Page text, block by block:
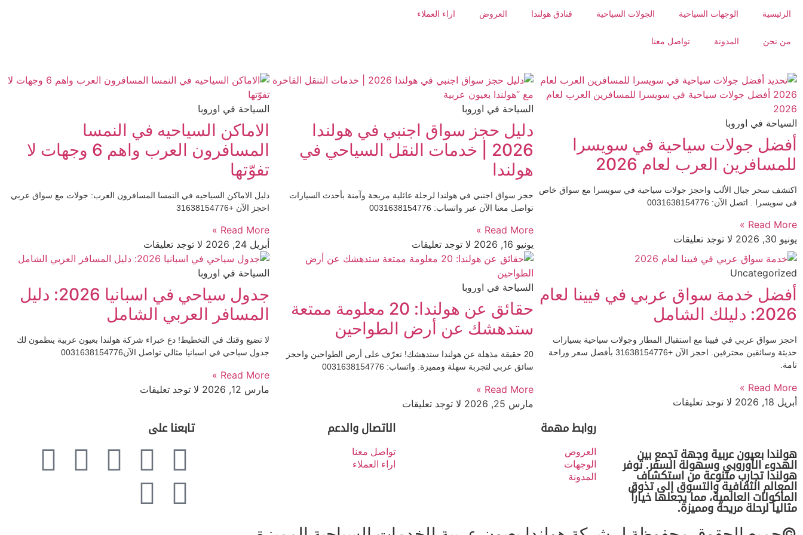
الرئيسية الوجهات السياحية الجولات السياحية فنادق هولندا العروض اراء العملاء
من نحن المدونة تواصل معنا
السياحة في اوروبا
أفضل جولات سياحية في سويسرا
للمسافرين العرب لعام 2026
اكتشف سحر جبال الألب واحجز جولات سياحية في سويسرا مع سواق خاص
في سويسرا . اتصل الآن: 0031638154776
Read More »
يونيو 30, 2026
لا توجد تعليقات
السياحة في اوروبا
دليل حجز سواق اجنبي في هولندا
2026 | خدمات النقل السياحي في
هولندا
حجز سواق اجنبي في هولندا لرحلة عائلية مريحة وآمنة بأحدث السيارات
تواصل معنا الآن عبر واتساب: 0031638154776
Read More »
يونيو 16, 2026
لا توجد تعليقات
السياحة في اوروبا
الاماكن السياحيه في النمسا
المسافرون العرب واهم 6 وجهات لا
تفوّتها
دليل الاماكن السياحيه في النمسا المسافرون العرب: جولات مع سواق عربي
احجز الآن +31638154776
Read More »
أبريل 24, 2026
لا توجد تعليقات
Uncategorized
أفضل خدمة سواق عربي في فيينا لعام
2026: دليلك الشامل
احجز سواق عربي في فيينا مع استقبال المطار وجولات سياحية بسيارات
حديثة وسائقين محترفين. احجز الآن +31638154776 بأفضل سعر وراحة
تامة.
Read More »
أبريل 18, 2026
لا توجد تعليقات
السياحة في اوروبا
حقائق عن هولندا: 20 معلومة ممتعة
ستدهشك عن أرض الطواحين
20 حقيقة مذهلة عن هولندا ستدهشك! تعرّف على أرض الطواحين واحجز
سائق عربي لتجربة سهلة ومميزة. واتساب: 0031638154776
Read More »
مارس 25, 2026
لا توجد تعليقات
السياحة في اوروبا
جدول سياحي في اسبانيا 2026: دليل
المسافر العربي الشامل
لا تضيع وقتك في التخطيط! دع خبراء شركة هولندا بعيون عربية ينظمون لك
جدول سياحي في اسبانيا مثالي تواصل الآن0031638154776
Read More »
مارس 12, 2026
لا توجد تعليقات
هولندا بعيون عربية وجهة تجمع بين
الهدوء الأوروبي وسهولة السفر. توفر
هولندا تجارب متنوعة من استكشاف
المعالم الثقافية والتسوق إلى تذوق
المأكولات العالمية، مما يجعلها خياراً
مثالياً لرحلة مريحة ومميزة.
روابط مهمة
العروض
الوجهات
المدونة
الاتصال والدعم
تواصل معنا
اراء العملاء
تابعنا على